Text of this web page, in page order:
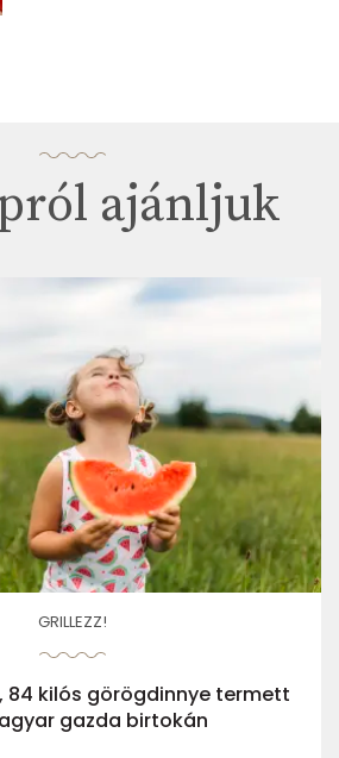
ajánljuk
GRILLEZZ!
84 kilós görögdinnye termett
gazda birtokán